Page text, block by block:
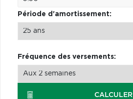
Période d'amortissement:
Fréquence des versements:
CALCULER